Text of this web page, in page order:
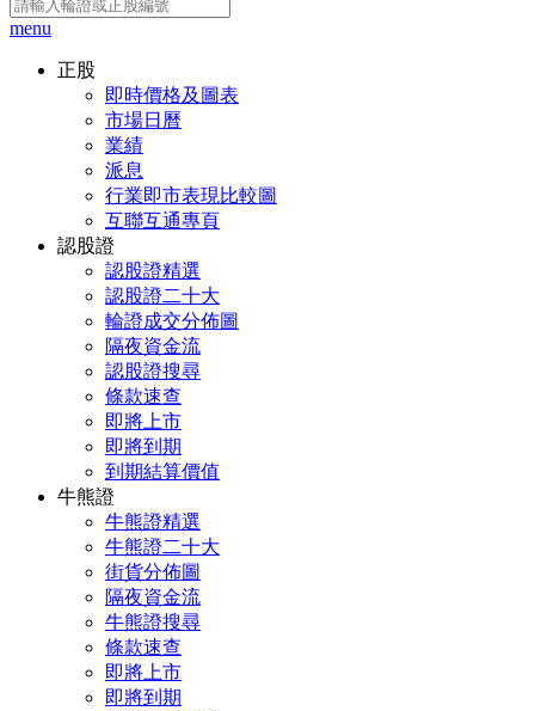
menu
正股
即時價格及圖表
市場日曆
業績
派息
行業即市表現比較圖
互聯互通專頁
認股證
認股證精選
認股證二十大
輪證成交分佈圖
隔夜資金流
認股證搜尋
條款速查
即將上市
即將到期
到期結算價值
牛熊證
牛熊證精選
牛熊證二十大
街貨分佈圖
隔夜資金流
牛熊證搜尋
條款速查
即將上市
即將到期